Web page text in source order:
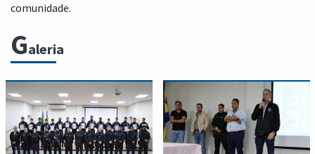
comunidade.
Galeria